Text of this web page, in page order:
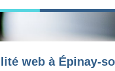
web à Épinay-